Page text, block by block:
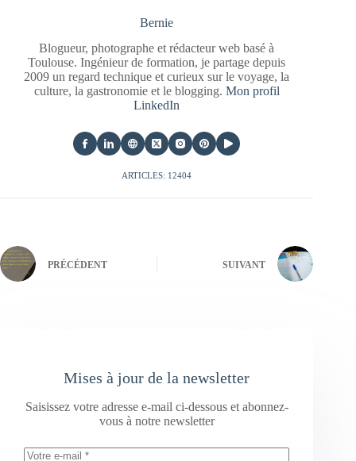
Bernie
Blogueur, photographe et rédacteur web basé à
Toulouse. Ingénieur de formation, je partage depuis
2009 un regard technique et curieux sur le voyage, la
culture, la gastronomie et le blogging. Mon profil
LinkedIn
ARTICLES: 12404
PRÉCÉDENT SUIVANT
Mises à jour de la newsletter
Saisissez votre adresse e-mail ci-dessous et abonnez-
vous à notre newsletter